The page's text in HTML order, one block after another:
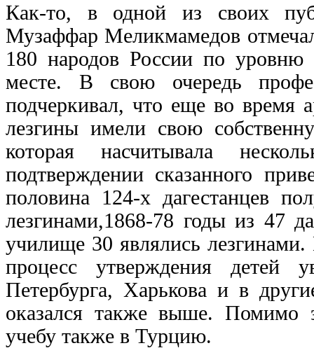
Как-то, в одной из своих
Музаффар Меликмамедов
180 народов России по уровню
месте. В свою очередь
подчеркивал, что еще во время
лезгины имели свою
которая насчитывала
подтверждении сказанного
половина 124-х дагестанцев
лезгинами,1868-78 годы из 47
училище 30 являлись
процесс утверждения детей
Петербурга, Харькова и в
оказался также выше. Помимо
учебу также в Турцию.